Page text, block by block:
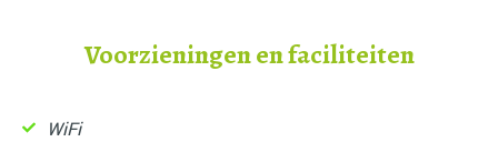
Voorzieningen en faciliteiten
WiFi